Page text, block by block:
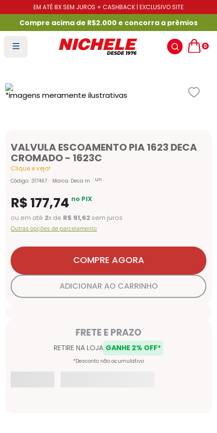
EM ATÉ 8X SEM JUROS + CASHBACK | EXCLUSIVO SITE
Compre acima de R$2.000 e concorra a prêmios
0
VALVULA ESCOAMENTO PIA 1623 DECA
CROMADO - 1623C
Clique e veja!
Código: 317467 Marca: Deca m un
R$177,74 no PIX
ou em até 2x de R$ 91,62 sem juros
Outras opções de parcelamento
COMPRE AGORA
ADICIONAR AO CARRINHO